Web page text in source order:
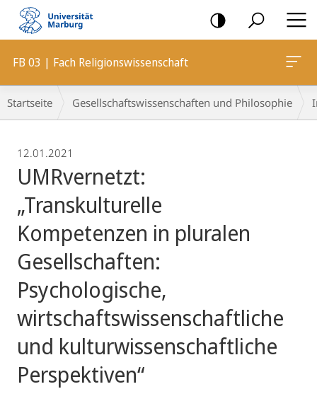
Mobile-
Navigation
FB 03 | Fach Religionswissenschaft
Breadcrumb-
Navigation
Startseite Gesellschaftswissenschaften und Philosophie
12.01.2021
UMRvernetzt:
„Transkulturelle
Kompetenzen in pluralen
Gesellschaften:
Psychologische,
wirtschaftswissenschaftliche
und kulturwissenschaftliche
Perspektiven“